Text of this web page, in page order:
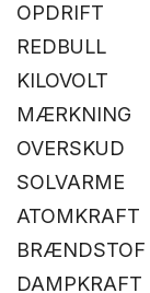
OPDRIFT
REDBULL
KILOVOLT
MÆRKNING
OVERSKUD
SOLVARME
ATOMKRAFT
BRÆNDSTOF
DAMPKRAFT